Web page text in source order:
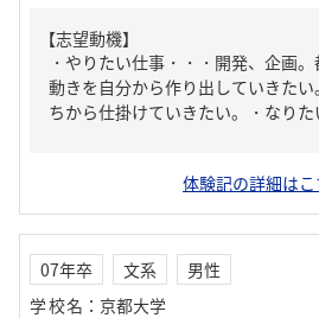
【志望動機】
・やりたい仕事・・・開発、企画
動きを自分から作り出していきた
ちから仕掛けていきたい。・なり
体験記の詳細はこ
07年卒 文系
男性
学校名 ： 京都大学